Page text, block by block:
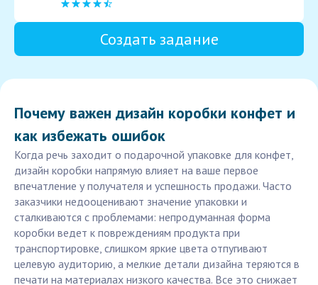
Создать задание
Почему важен дизайн коробки конфет и
как избежать ошибок
Когда речь заходит о подарочной упаковке для конфет,
дизайн коробки напрямую влияет на ваше первое
впечатление у получателя и успешность продажи. Часто
заказчики недооценивают значение упаковки и
сталкиваются с проблемами: непродуманная форма
коробки ведет к повреждениям продукта при
транспортировке, слишком яркие цвета отпугивают
целевую аудиторию, а мелкие детали дизайна теряются в
печати на материалах низкого качества. Все это снижает